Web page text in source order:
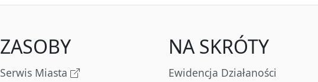
ZASOBY
Serwis Miasta
NA SKRÓTY
Ewidencja Działaności